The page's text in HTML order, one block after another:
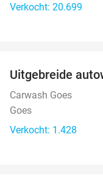
Verkocht: 20.699
Uitgebreide
Carwash Goes
Goes
Verkocht: 1.428